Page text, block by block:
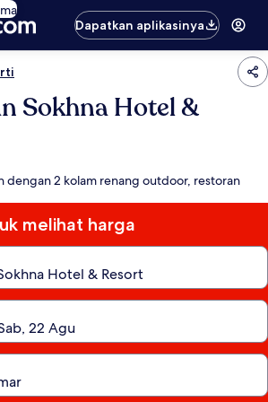
Dapatkan aplikasinya
Sokhna Hotel &
dengan 2 kolam renang outdoor, restoran
melihat harga